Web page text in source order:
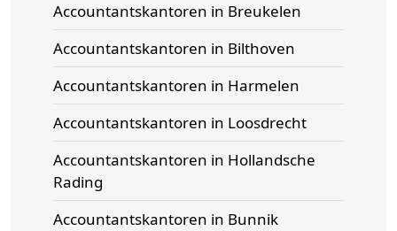
Accountantskantoren in Breukelen
Accountantskantoren in Bilthoven
Accountantskantoren in Harmelen
Accountantskantoren in Loosdrecht
Accountantskantoren in Hollandsche
Rading
Accountantskantoren in Bunnik